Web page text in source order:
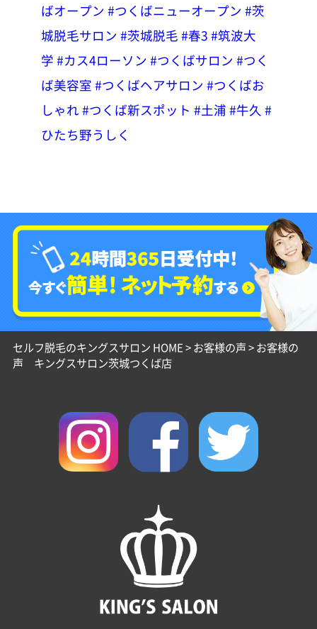
ばオープン #つくばニューオープン #茨
城脱毛サロン #茨城脱毛 #春3 #筑波大
学 #カス4ローソン #つくばサロン #つく
ば美容室 #つくばヘアサロン #つくばお
しゃれ #つくば新スポット #土浦 #牛久 #
ひたち野うしく
セルフ脱毛のキングスサロン HOME>お客様の声>お客様の
声 キングスサロン茨城つくば店